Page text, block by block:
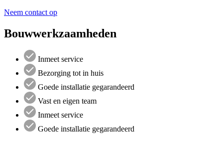
Neem contact op
Bouwwerkzaamheden
Inmeet service
Bezorging tot in huis
Goede installatie gegarandeerd
Vast en eigen team
Inmeet service
Goede installatie gegarandeerd